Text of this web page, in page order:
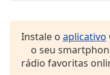
Instale o aplicativo
o seu
rádio favoritas